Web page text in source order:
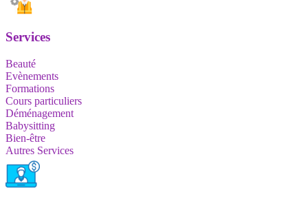
Services
Beauté
Evènements
Formations
Cours particuliers
Déménagement
Babysitting
Bien-être
Autres Services